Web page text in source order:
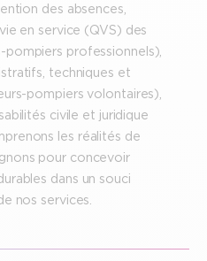
des absences,
en service (QVS) des
pompiers professionnels),
techniques et
pompiers volontaires),
civile et juridique
les réalités de
pour concevoir
dans un souci
nos services.